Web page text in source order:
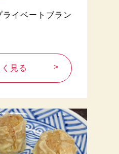
イベートブラン
見る